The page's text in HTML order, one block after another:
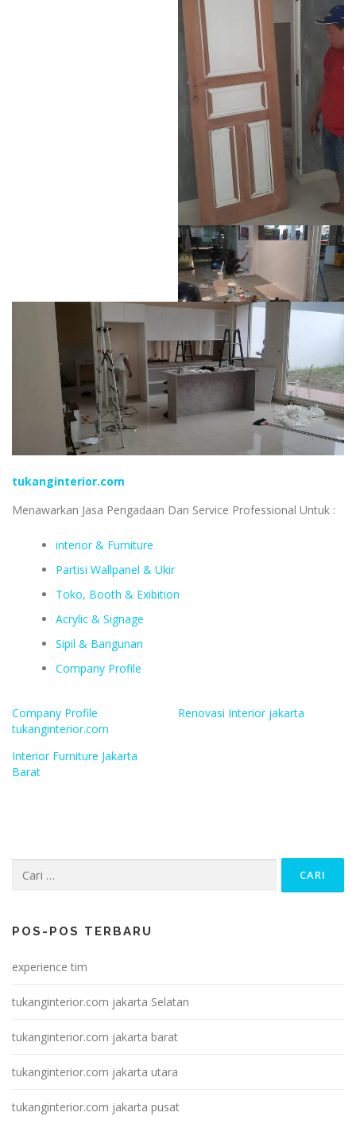
tukanginterior.com
Menawarkan Jasa Pengadaan Dan Service Professional Untuk :
interior & Furniture
Partisi Wallpanel & Ukir
Toko, Booth & Exibition
Acrylic & Signage
Sipil & Bangunan
Company Profile
Company Profile
tukanginterior.com
Renovasi Interior jakarta
Interior Furniture Jakarta
Barat
POS-POS TERBARU
experience tim
tukanginterior.com jakarta Selatan
tukanginterior.com jakarta barat
tukanginterior.com jakarta utara
tukanginterior.com jakarta pusat